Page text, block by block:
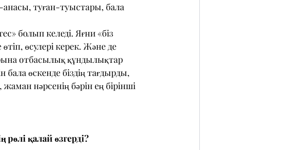
туған-туыстары, бала
болып келеді. Яғни «біз
өсулері керек. Және де
отбасылық құндылықтар
өскенде біздің тағдырды,
нәрсенің бәрін ең бірінші
рөлі қалай өзгерді?